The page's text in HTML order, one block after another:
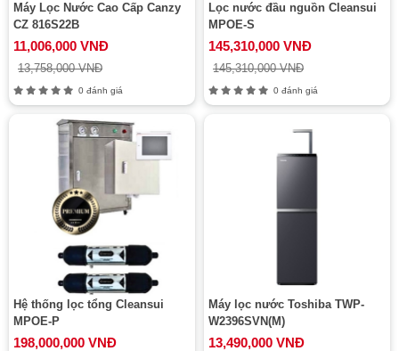
Máy Lọc Nước Cao Cấp Canzy
CZ 816S22B
11,006,000 VNĐ
13,758,000 VNĐ
0 đánh giá
Lọc nước đầu nguồn Cleansui
MPOE-S
145,310,000 VNĐ
145,310,000 VNĐ
0 đánh giá
Hệ thống lọc tổng Cleansui
MPOE-P
198,000,000 VNĐ
Máy lọc nước Toshiba TWP-
W2396SVN(M)
13,490,000 VNĐ